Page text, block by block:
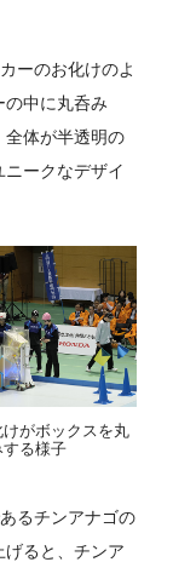
ーのお化けのよ
の中に丸呑み
全体が半透明の
ークなデザイ
けがボックスを丸
する様子
るチンアナゴの
ると、チンア